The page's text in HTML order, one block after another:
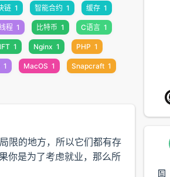
链 1 智能合约 1 缓存 1
程 1 比特币 1 C语言 1
1 Nginx 1 PHP 1
1 MacOS 1 Snapcraft 1
限的地方，所以它们都有存
你是为了考虑就业，那么所